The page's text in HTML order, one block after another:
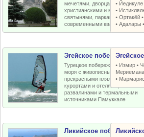
мечетями, дворцами,
христианскими и
святынями, парками, старыми
современными кварталами
• Йедикуле
•
•Ортакёй •
•Адалары
Эгейское побережье
Турецкое побережье Эгейского
моря с живописными бухтами,
прекрасными пляжами,
курортами и отелями,
развалинами и термальными
источниками Памуккале
• Измир •
Мериемана
• Мармарис
Ликийское побережье